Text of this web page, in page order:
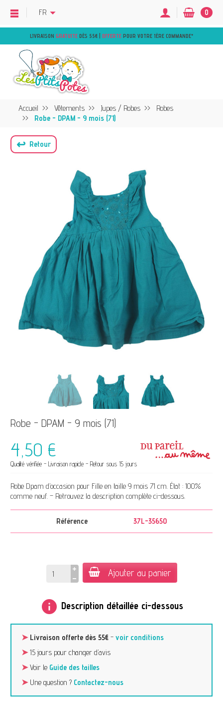
LIVRAISON GRATUITE DÈS 55€ | OFFERTE POUR VOTRE 1ÈRE COMMANDE*
FR 0
Accueil Vêtements Jupes / Robes
Robes
Robe - DPAM - 9 mois (71)
↩ Retour
Robe - DPAM - 9 mois (71)
4,50 €
Qualité vérifiée - Livraison rapide - Retour sous 15 jours
Robe Dpam d’occasion pour Fille en taille 9 mois 71 cm. État : 100%
comme neuf. – Retrouvez la description complète ci-dessous.
Référence 37L-35650
Ajouter au panier
info Description détaillée ci-dessous
➤ Livraison offerte dès 55€ -voir conditions
➤15 jours pour changer d’avis
➤Voir le Guide des tailles
➤Une question ? Contactez-nous